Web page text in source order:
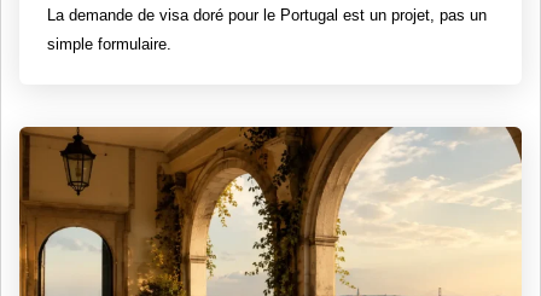
La demande de visa doré pour le Portugal est un projet, pas un
simple formulaire.